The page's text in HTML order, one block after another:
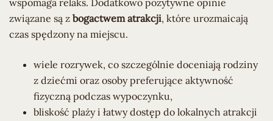
wspomaga relaks. Dodatkowo pozytywne opinie
związane są z bogactwem atrakcji, które urozmaicają
czas spędzony na miejscu.
wiele rozrywek, co szczególnie doceniają rodziny
z dziećmi oraz osoby preferujące aktywność
fizyczną podczas wypoczynku,
bliskość plaży i łatwy dostęp do lokalnych atrakcji